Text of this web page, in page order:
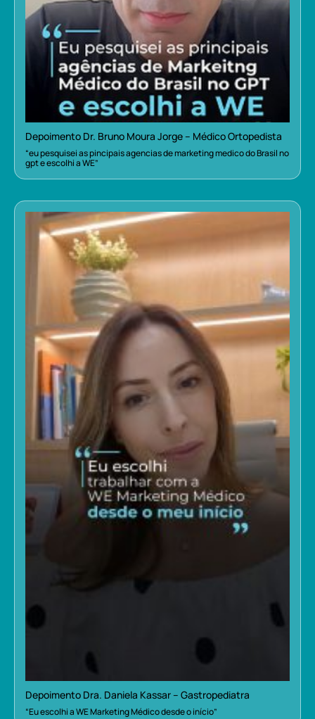
Depoimento Dr. Bruno Moura Jorge – Médico Ortopedista
“eu pesquisei as pincipais agencias de marketing medico do Brasil no
gpt e escolhi a WE”
Depoimento Dra. Daniela Kassar – Gastropediatra
“Eu escolhi a WE Marketing Médico desde o início”